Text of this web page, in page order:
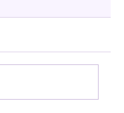
a ASTRALBR
e Obesidade, sob a